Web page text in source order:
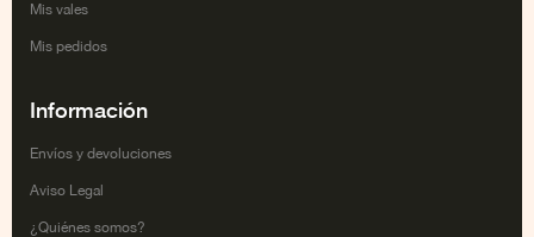
Mis vales
Mis pedidos
Información
Envíos y devoluciones
Aviso Legal
¿Quiénes somos?